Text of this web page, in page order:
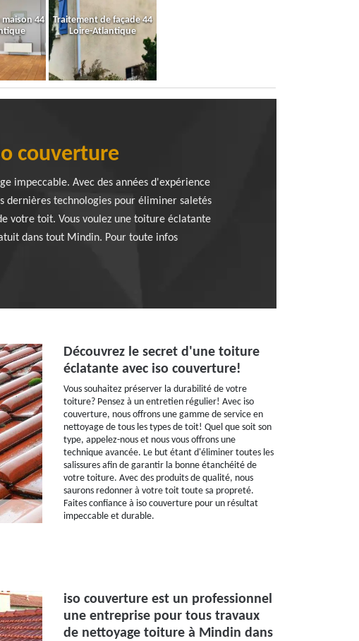
44
Traitement de façade 44
Loire-Atlantique
couverture
impeccable. Avec des années d'expérience
dernières technologies pour éliminer saletés
votre toit. Vous voulez une toiture éclatante
dans tout Mindin. Pour toute infos
Découvrez le secret d'une toiture
éclatante avec iso couverture!
Vous souhaitez préserver la durabilité de votre
toiture? Pensez à un entretien régulier! Avec iso
couverture, nous offrons une gamme de service en
nettoyage de tous les types de toit! Quel que soit son
type, appelez-nous et nous vous offrons une
technique avancée. Le but étant d'éliminer toutes les
salissures afin de garantir la bonne étanchéité de
votre toiture. Avec des produits de qualité, nous
saurons redonner à votre toit toute sa propreté.
Faites confiance à iso couverture pour un résultat
impeccable et durable.
iso couverture est un professionnel
une entreprise pour tous travaux
de nettoyage toiture à Mindin dans